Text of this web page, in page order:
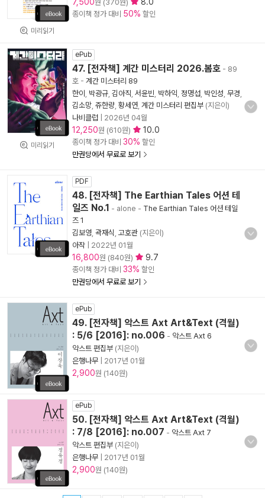
미리읽기
원 (370원)
종이책 정가 대비 50% 할인
미리읽기
ePub
47. [전자책] 계간 미스터리 2026.봄호 - 89
호 - 계간 미스터리 89
한이
박광규 김아직 서윤빈 박하익 정명섭 박인성 무경
김소망 쥬한량 황세연 계간 미스터리 편집부 (지은이)
나비클럽
2026년 04월
12,250원 (610원) 10.0
종이책 정가 대비 30% 할인
만권당에서 무료로 보기
PDF
48. [전자책] The Earthian Tales 어션 테
일즈 No.1 - alone - The Earthian Tales 어션 테일
즈 1
김보영 곽재식 고호관 (지은이)
아작
2022년 01월
16,800원 (840원) 9.7
종이책 정가 대비 33% 할인
만권당에서 무료로 보기
ePub
49. [전자책] 악스트 Axt Art&Text (격월)
: 5/6 [2016]: no.006 - 악스트 Axt 6
악스트 편집부 (지은이)
은행나무
2017년 01월
2,900원 (140원)
ePub
50. [전자책] 악스트 Axt Art&Text (격월)
: 7/8 [2016]: no.007 - 악스트 Axt 7
악스트 편집부 (지은이)
은행나무
2017년 01월
2,900원 (140원)